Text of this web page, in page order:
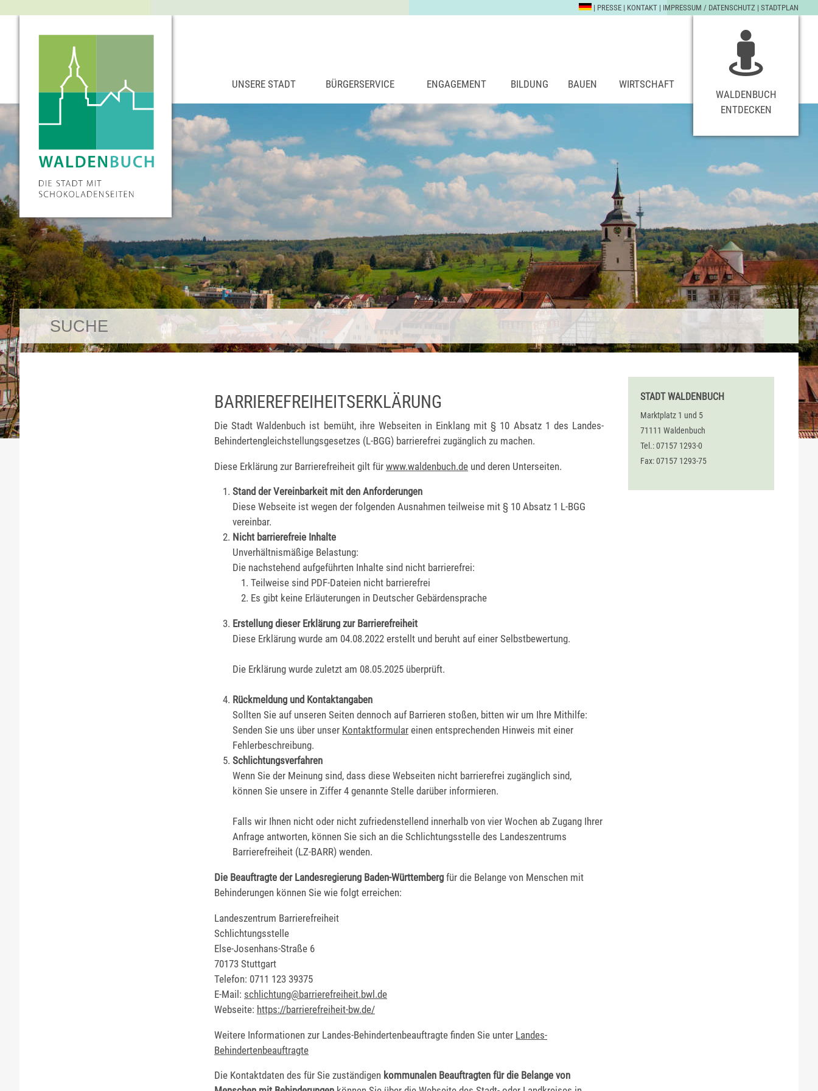
| PRESSE | KONTAKT | IMPRESSUM / DATENSCHUTZ | STADTPLAN
UNSERE STADT BÜRGERSERVICE ENGAGEMENT BILDUNG BAUEN
WIRTSCHAFT
WALDENBUCH
ENTDECKEN
BARRIEREFREIHEITSERKLÄRUNG
Die Stadt Waldenbuch ist bemüht, ihre Webseiten in Einklang mit § 10 Absatz 1 des Landes-
Behindertengleichstellungsgesetzes (L-BGG) barrierefrei zugänglich zu machen.
Diese Erklärung zur Barrierefreiheit gilt für www.waldenbuch.de und deren Unterseiten.
Stand der Vereinbarkeit mit den Anforderungen
Diese Webseite ist wegen der folgenden Ausnahmen teilweise mit § 10 Absatz 1 L-BGG
vereinbar.
Nicht barrierefreie Inhalte
Unverhältnismäßige Belastung:
Die nachstehend aufgeführten Inhalte sind nicht barrierefrei:
Teilweise sind PDF-Dateien nicht barrierefrei
Es gibt keine Erläuterungen in Deutscher Gebärdensprache
Erstellung dieser Erklärung zur Barrierefreiheit
Diese Erklärung wurde am 04.08.2022 erstellt und beruht auf einer Selbstbewertung.
Die Erklärung wurde zuletzt am 08.05.2025 überprüft.
Rückmeldung und Kontaktangaben
Sollten Sie auf unseren Seiten dennoch auf Barrieren stoßen, bitten wir um Ihre Mithilfe:
Senden Sie uns über unser Kontaktformular einen entsprechenden Hinweis mit einer
Fehlerbeschreibung.
Schlichtungsverfahren
Wenn Sie der Meinung sind, dass diese Webseiten nicht barrierefrei zugänglich sind,
können Sie unsere in Ziffer 4 genannte Stelle darüber informieren.
Falls wir Ihnen nicht oder nicht zufriedenstellend innerhalb von vier Wochen ab Zugang Ihrer
Anfrage antworten, können Sie sich an die Schlichtungsstelle des Landeszentrums
Barrierefreiheit (LZ-BARR) wenden.
Die Beauftragte der Landesregierung Baden-Württemberg für die Belange von Menschen mit
Behinderungen können Sie wie folgt erreichen:
Landeszentrum Barrierefreiheit
Schlichtungsstelle
Else-Josenhans-Straße 6
70173 Stuttgart
Telefon: 0711 123 39375
E-Mail: schlichtung@barrierefreiheit.bwl.de
Webseite: https://barrierefreiheit-bw.de/
Weitere Informationen zur Landes-Behindertenbeauftragte finden Sie unter Landes-
Behindertenbeauftragte
Die Kontaktdaten des für Sie zuständigen kommunalen Beauftragten für die Belange von
STADT WALDENBUCH
Marktplatz 1 und 5
71111 Waldenbuch
Tel.: 07157 1293-0
Fax: 07157 1293-75